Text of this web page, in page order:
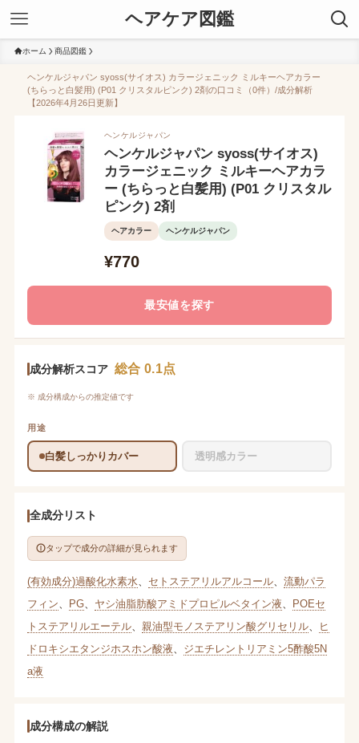
ヘアケア図鑑
ホーム 商品図鑑
ヘンケルジャパン syoss(サイオス) カラージェニック ミルキーヘアカラー
(ちらっと白髪用) (P01 クリスタルピンク) 2剤の口コミ（0件）/成分解析
【2026年4月26日更新】
ヘンケルジャパン
ヘンケルジャパン syoss(サイオス)
カラージェニック ミルキーヘアカラ
ー (ちらっと白髪用) (P01 クリスタル
ピンク) 2剤
ヘアカラー ヘンケルジャパン
¥770
最安値を探す
成分解析スコア 総合 0.1点
※ 成分構成からの推定値です
用途
白髪しっかりカバー 透明感カラー
全成分リスト
タップで成分の詳細が見られます
(有効成分)過酸化水素水 セトステアリルアルコール、 流動パラ
フィン
PG、 ヤシ油脂肪酸アミドプロピルベタイン液
POEセ
トステアリルエーテル、 親油型モノステアリン酸グリセリル、
ヒ
ドロキシエタンジホスホン酸液
ジエチレントリアミン5酢酸5N
a液
成分構成の解説